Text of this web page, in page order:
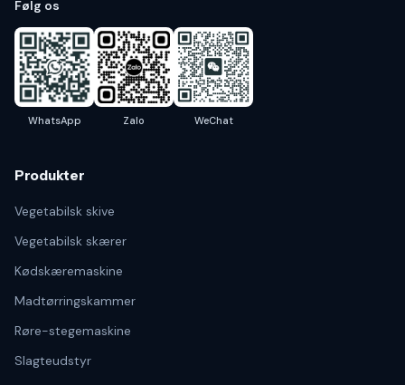
Følg os
WhatsApp Zalo WeChat
Produkter
Vegetabilsk skive
Vegetabilsk skærer
Kødskæremaskine
Madtørringskammer
Røre-stegemaskine
Slagteudstyr